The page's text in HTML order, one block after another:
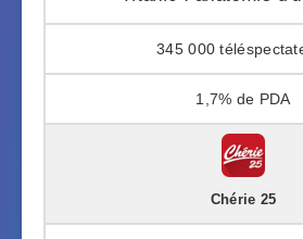
345 000
1,7%
Chérie 25